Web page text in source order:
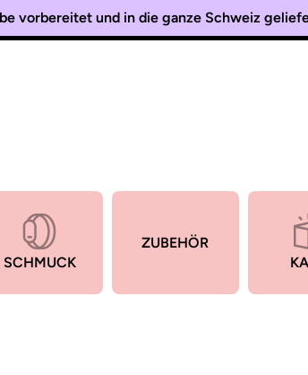
vorbereitet und in die ganze Schweiz
SCHMUCK
ZUBEHÖR